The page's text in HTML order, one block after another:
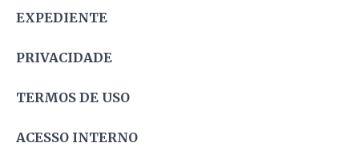
EXPEDIENTE
PRIVACIDADE
TERMOS DE USO
ACESSO INTERNO